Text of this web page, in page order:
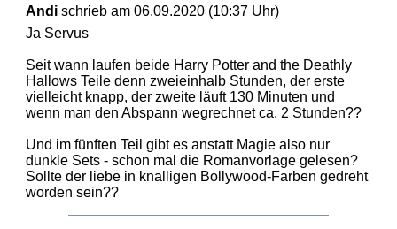
Andischrieb am 06.09.2020 (10:37 Uhr)
Ja Servus
Seit wann laufen beide Harry Potter and the Deathly
Hallows Teile denn zweieinhalb Stunden, der erste
vielleicht knapp, der zweite läuft 130 Minuten und
wenn man den Abspann wegrechnet ca. 2 Stunden??
Und im fünften Teil gibt es anstatt Magie also nur
dunkle Sets - schon mal die Romanvorlage gelesen?
Sollte der liebe in knalligen Bollywood-Farben gedreht
worden sein??